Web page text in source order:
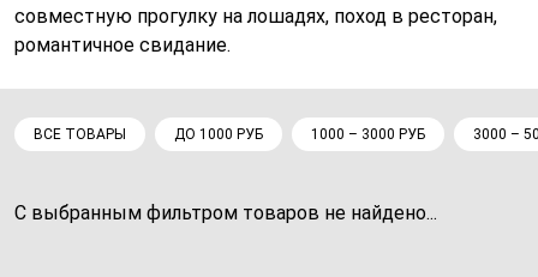
совместную прогулку на лошадях, поход в ресторан,
романтичное свидание.
ВСЕ ТОВАРЫ ДО 1000 РУБ 1000 – 3000 РУБ 3000 –
С выбранным фильтром товаров не найдено...